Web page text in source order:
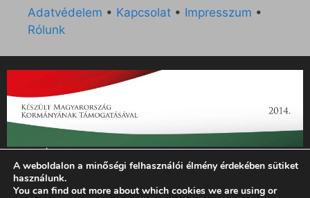
Adatvédelem • Kapcsolat • Impresszum •
Rólunk
„Az Új Ember katolikus hetilap 2014. évi működésének
támogatását az EGYH-KCP-14-P-0121 sz. támogatási
szerződés keretében 3 000 000 Ft összegben támogatta az
A weboldalon a minőségi felhasználói élmény érdekében sütiket
használunk.
You can find out more about which cookies we are using or